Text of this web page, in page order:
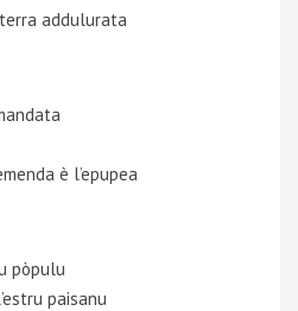
addulurata
è l’epupea
pòpulu
paisanu